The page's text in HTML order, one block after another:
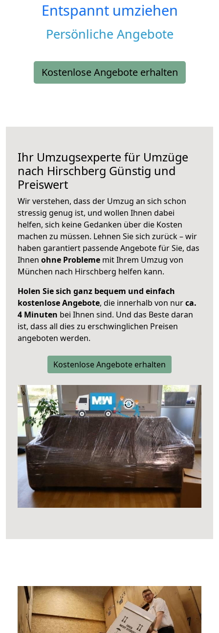
Entspannt umziehen
Persönliche Angebote
Kostenlose Angebote erhalten
Ihr Umzugsexperte für Umzüge
nach Hirschberg Günstig und
Preiswert
Wir verstehen, dass der Umzug an sich schon
stressig genug ist, und wollen Ihnen dabei
helfen, sich keine Gedanken über die Kosten
machen zu müssen. Lehnen Sie sich zurück – wir
haben garantiert passende Angebote für Sie, das
Ihnen ohne Probleme mit Ihrem Umzug von
München nach Hirschberg helfen kann.
Holen Sie sich ganz bequem und einfach
kostenlose Angebote, die innerhalb von nurca.
4 Minuten bei Ihnen sind. Und das Beste daran
ist, dass all dies zu erschwinglichen Preisen
angeboten werden.
Kostenlose Angebote erhalten